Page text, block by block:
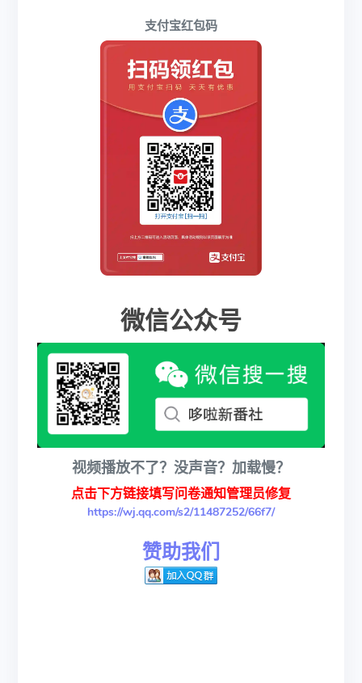
支付宝红包码
微信公众号
视频播放不了？没声音？加载慢？
点击下方链接填写问卷通知管理员修复
https://wj.qq.com/s2/11487252/66f7/
赞助我们